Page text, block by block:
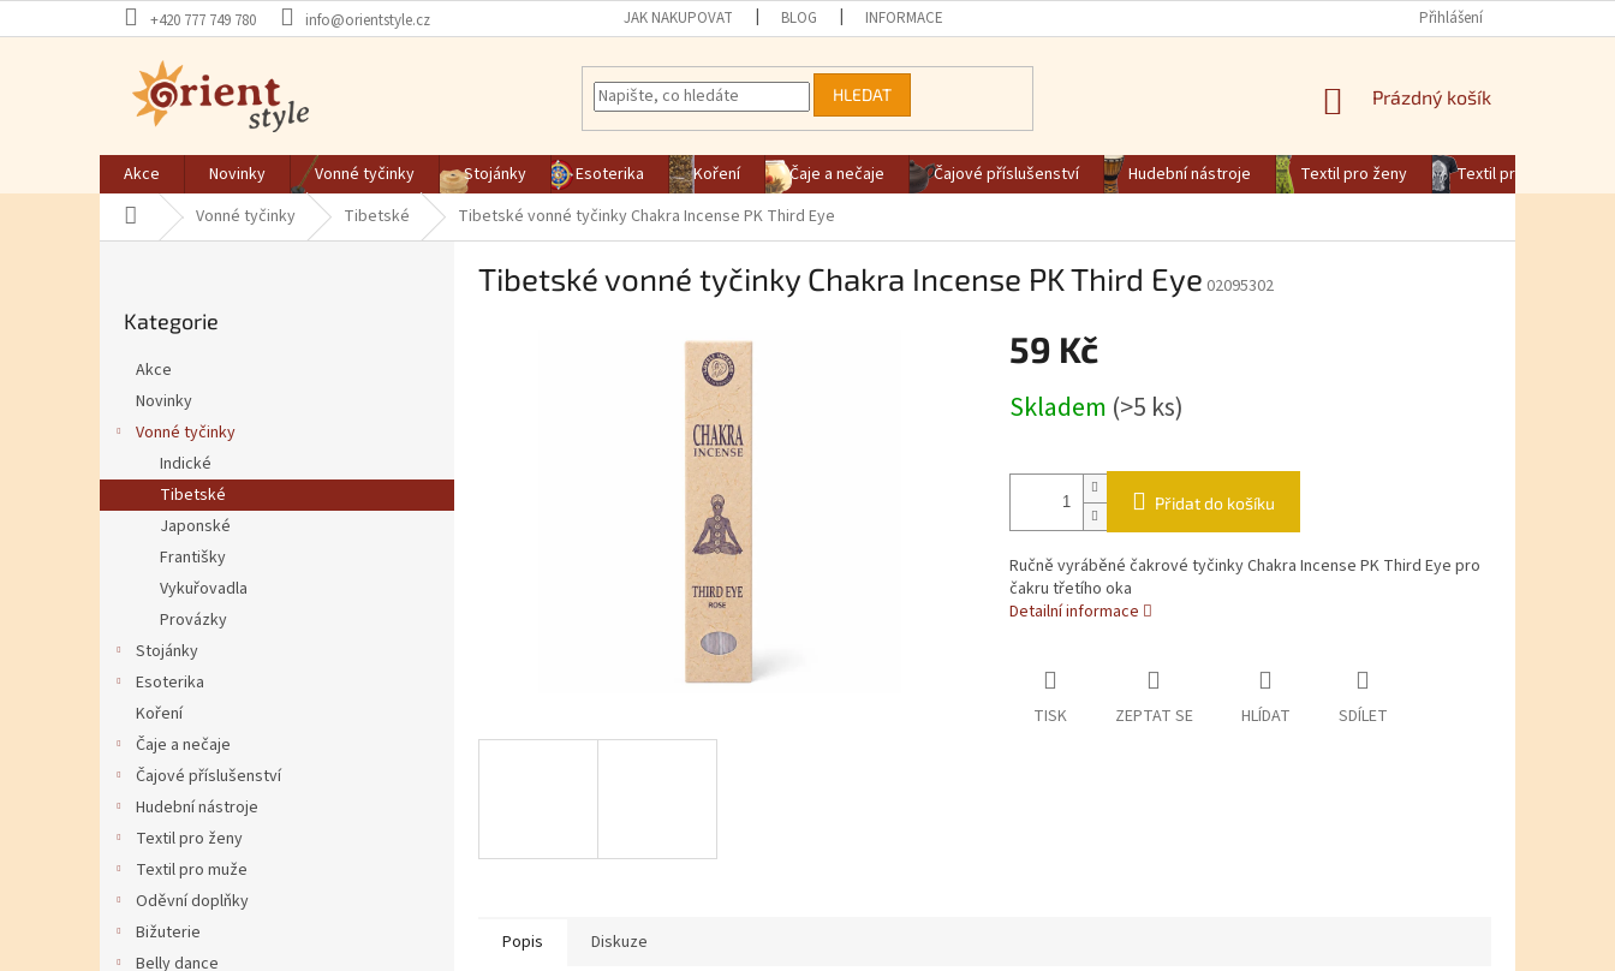
+420 777 749 780 info@orientstyle.cz JAK NAKUPOVAT BLOG INFORMACE Přihlášení
HLEDAT NÁKUPNÍ KOŠÍK
Prázdný košík
Akce Novinky Vonné tyčinky Stojánky Esoterika Koření Čaje a nečaje Čajové příslušenství Hudební nástroje Textil pro ženy
Textil pro muže
Domů Vonné tyčinky Tibetské Tibetské vonné tyčinky Chakra Incense PK Third Eye
Kategorie
Akce
Novinky
Vonné tyčinky
Indické
Tibetské
Japonské
Františky
Vykuřovadla
Provázky
Stojánky
Esoterika
Koření
Čaje a nečaje
Čajové příslušenství
Hudební nástroje
Textil pro ženy
Textil pro muže
Oděvní doplňky
Bižuterie
Belly dance
Tibetské vonné tyčinky Chakra Incense PK Third Eye 02095302
59 Kč
Skladem (>5 ks)
Přidat do košíku
Ručně vyráběné čakrové tyčinky Chakra Incense PK Third Eye pro
čakru třetího oka
Detailní informace
TISK ZEPTAT SE HLÍDAT SDÍLET
Popis Diskuze